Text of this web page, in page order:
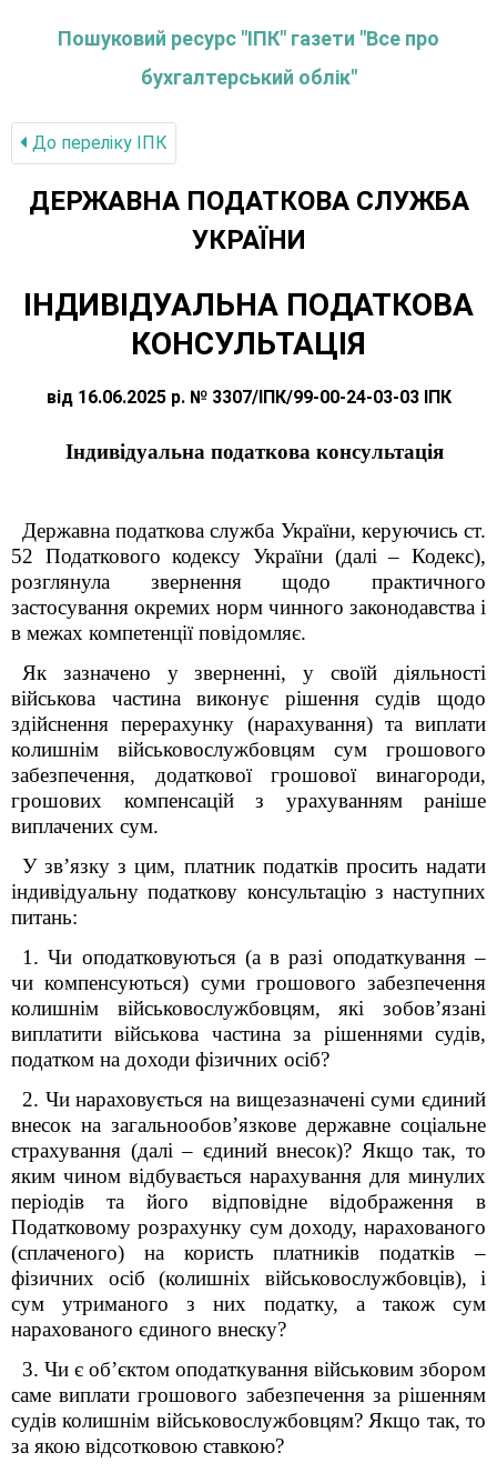
Пошуковий ресурс "ІПК" газети "Все про
бухгалтерський облік"
До переліку IПК
ДЕРЖАВНА ПОДАТКОВА СЛУЖБА
УКРАЇНИ
ІНДИВІДУАЛЬНА ПОДАТКОВА
КОНСУЛЬТАЦІЯ
від 16.06.2025 р. № 3307/ІПК/99-00-24-03-03 ІПК
Індивідуальна податкова консультація
Державна податкова служба України, керуючись ст.
52 Податкового кодексу України (далі – Кодекс),
розглянула звернення щодо практичного
застосування окремих норм чинного законодавства і
в межах компетенції повідомляє.
Як зазначено у зверненні, у своїй діяльності
військова частина виконує рішення судів щодо
здійснення перерахунку (нарахування) та виплати
колишнім військовослужбовцям сум грошового
забезпечення, додаткової грошової винагороди,
грошових компенсацій з урахуванням раніше
виплачених сум.
У зв’язку з цим, платник податків просить надати
індивідуальну податкову консультацію з наступних
питань:
1. Чи оподатковуються (а в разі оподаткування –
чи компенсуються) суми грошового забезпечення
колишнім військовослужбовцям, які зобов’язані
виплатити військова частина за рішеннями судів,
податком на доходи фізичних осіб?
2. Чи нараховується на вищезазначені суми єдиний
внесок на загальнообов’язкове державне соціальне
страхування (далі – єдиний внесок)? Якщо так, то
яким чином відбувається нарахування для минулих
періодів та його відповідне відображення в
Податковому розрахунку сум доходу, нарахованого
(сплаченого) на користь платників податків –
фізичних осіб (колишніх військовослужбовців), i
сум утриманого з них податку, a також сум
нарахованого єдиного внеску?
3. Чи є об’єктом оподаткування військовим збором
саме виплати грошового забезпечення за рішенням
судів колишнім військовослужбовцям? Якщо так, то
за якою відсотковою ставкою?